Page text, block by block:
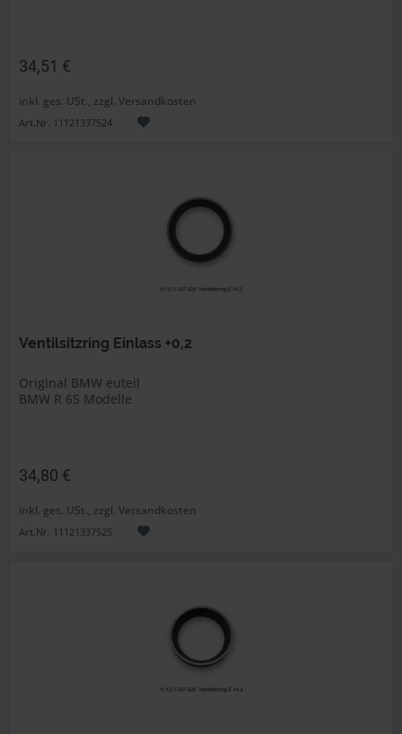
34,51 €
inkl. ges. USt., zzgl. Versandkosten
Art.Nr. 11121337524
Ventilsitzring Einlass +0,2
Original BMW euteil
BMW R 65 Modelle
34,80 €
inkl. ges. USt., zzgl. Versandkosten
Art.Nr. 11121337525